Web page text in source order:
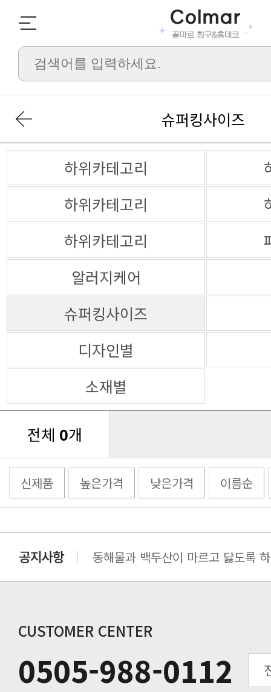
슈퍼킹사이즈
하위카테고리
하위카테고리
하위카테고리
알러지케어
슈퍼킹사이즈
디자인별
소재별
전체 0개
신제품 높은가격 낮은가격 이름순
동해물과 백두산이 마르고 닳도록
동해물과 백두산이 마르고 닳도록
동해물과 백두산이 마르고 닳도록
동해물과 백두산이 마르고 닳도록
동해물과 백두산이 마르고 닳도록
CUSTOMER CENTER
0505-988-0112